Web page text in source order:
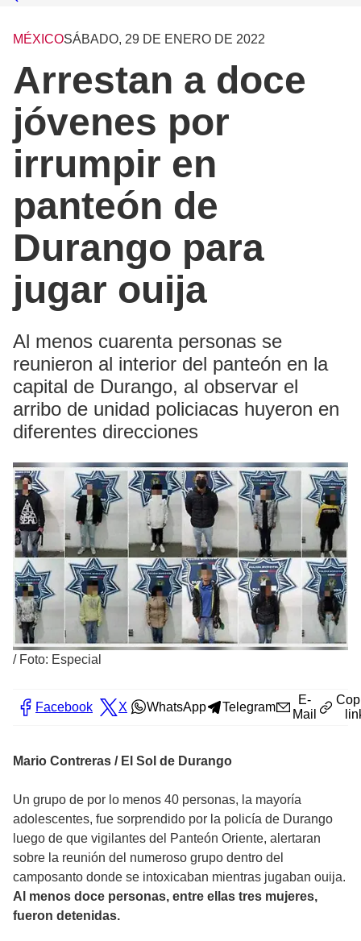
MÉXICOSÁBADO, 29 DE ENERO DE 2022
Arrestan a doce
jóvenes por
irrumpir en
panteón de
Durango para
jugar ouija
Al menos cuarenta personas se
reunieron al interior del panteón en la
capital de Durango, al observar el
arribo de unidad policiacas huyeron en
diferentes direcciones
/ Foto: Especial
Facebook X WhatsApp Telegram
E-
Mail
Mario Contreras / El Sol de Durango
Un grupo de por lo menos 40 personas, la mayoría
adolescentes, fue sorprendido por la policía de Durango
luego de que vigilantes del Panteón Oriente, alertaran
sobre la reunión del numeroso grupo dentro del
camposanto donde se intoxicaban mientras jugaban ouija.
Al menos doce personas, entre ellas tres mujeres,
fueron detenidas.